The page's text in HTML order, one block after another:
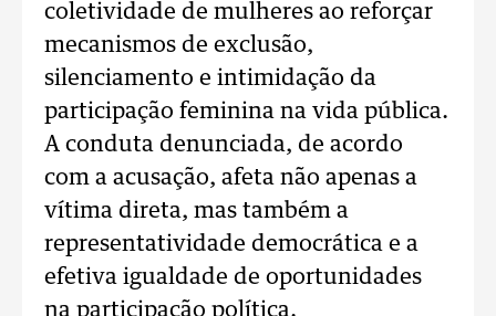
coletividade de mulheres ao reforçar
mecanismos de exclusão,
silenciamento e intimidação da
participação feminina na vida pública.
A conduta denunciada, de acordo
com a acusação, afeta não apenas a
vítima direta, mas também a
representatividade democrática e a
efetiva igualdade de oportunidades
na participação política.